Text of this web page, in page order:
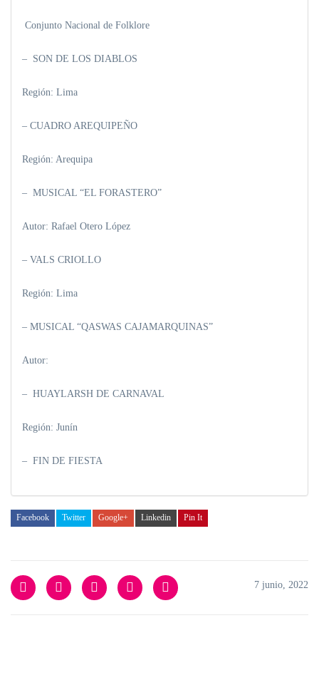
Conjunto Nacional de Folklore
– SON DE LOS DIABLOS
Región: Lima
– CUADRO AREQUIPEÑO
Región: Arequipa
– MUSICAL “EL FORASTERO”
Autor: Rafael Otero López
– VALS CRIOLLO
Región: Lima
– MUSICAL “QASWAS CAJAMARQUINAS”
Autor:
– HUAYLARSH DE CARNAVAL
Región: Junín
– FIN DE FIESTA
Facebook Twitter Google+ Linkedin Pin It
7 junio, 2022